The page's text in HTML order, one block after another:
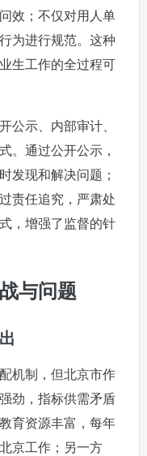
效；不仅对用人单
为进行规范。这种
生工作的全过程可
公示、内部审计、
。通过公开公示，
发现和解决问题；
责任追究，严肃处
，增强了监督的针
与问题
机制，但北京市作
劲，指标供需矛盾
育资源丰富，每年
京工作；另一方